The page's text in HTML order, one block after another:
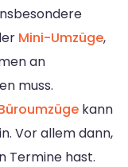
Mini-Umzüge,
an
muss.
kann
Vor allem dann,
Termine hast.